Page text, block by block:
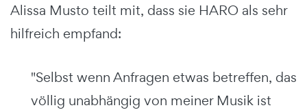
Alissa Musto teilt mit, dass sie HARO als sehr
hilfreich empfand:
"Selbst wenn Anfragen etwas betreffen, das
völlig unabhängig von meiner Musik ist